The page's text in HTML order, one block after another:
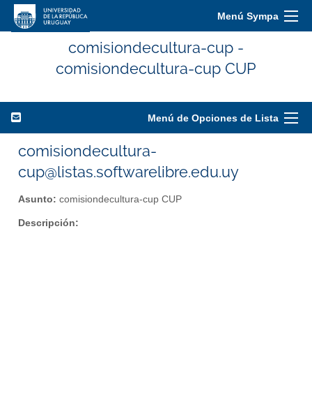
Menú Sympa
comisiondecultura-cup -
comisiondecultura-cup CUP
Menú de Opciones de Lista
comisiondecultura-
cup@listas.softwarelibre.edu.uy
Asunto: comisiondecultura-cup CUP
Descripción: